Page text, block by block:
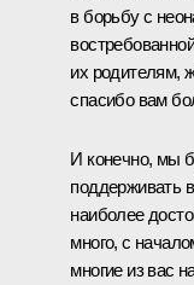
в борьбу с
их родителям,
спасибо вам
И конечно, мы
поддерживать
наиболее
много, с
многие из вас